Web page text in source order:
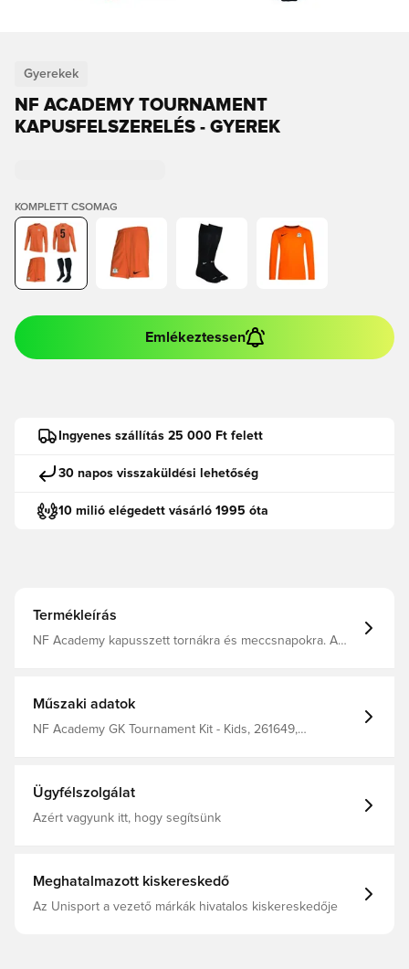
Gyerekek
NF ACADEMY TOURNAMENT
KAPUSFELSZERELÉS - GYEREK
KOMPLETT CSOMAG
Emlékeztessen
Ingyenes szállítás 25 000 Ft felett
30 napos visszaküldési lehetőség
10 milió elégedett vásárló 1995 óta
Termékleírás
NF Academy kapusszett tornákra és meccsnapokra. A
Műszaki adatok
NF Academy GK Tournament Kit - Kids, 261649,
Ügyfélszolgálat
Azért vagyunk itt, hogy segítsünk
Meghatalmazott kiskereskedő
Az Unisport a vezető márkák hivatalos kiskereskedője